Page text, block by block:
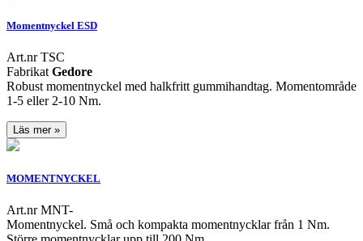
Momentnyckel ESD
Art.nr TSC
Fabrikat Gedore
Robust momentnyckel med halkfritt gummihandtag. Momentområde
1-5 eller 2-10 Nm.
Läs mer »
MOMENTNYCKEL
Art.nr MNT-
Momentnyckel. Små och kompakta momentnycklar från 1 Nm.